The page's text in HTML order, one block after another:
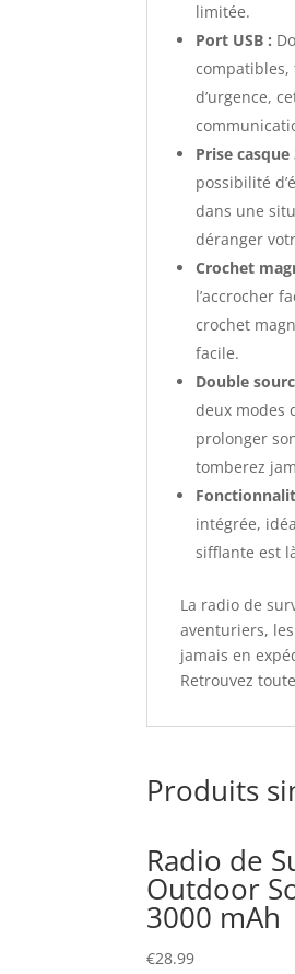
limitée.
Port USB :
d’urgence,
Prise
possibilité
dans une
déranger
Crochet
l’accrocher
crochet
facile.
Double
deux modes
prolonger
tomberez
intégrée,
sifflante est
La radio de
aventuriers,
jamais en
Retrouvez
Produits
Radio de
Outdoor
3000 mAh
€28.99